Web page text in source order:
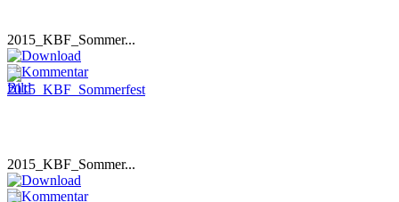
2015_KBF_Sommer...
2015_KBF_Sommer...